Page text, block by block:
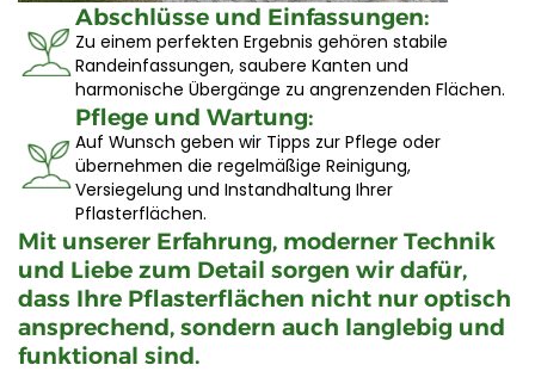
Abschlüsse und Einfassungen:
Zu einem perfekten Ergebnis gehören stabile
Randeinfassungen, saubere Kanten und
harmonische Übergänge zu angrenzenden Flächen.
Pflege und Wartung:
Auf Wunsch geben wir Tipps zur Pflege oder
übernehmen die regelmäßige Reinigung,
Versiegelung und Instandhaltung Ihrer
Pflasterflächen.
Mit unserer Erfahrung, moderner Technik
und Liebe zum Detail sorgen wir dafür,
dass Ihre Pflasterflächen nicht nur optisch
ansprechend, sondern auch langlebig und
funktional sind.